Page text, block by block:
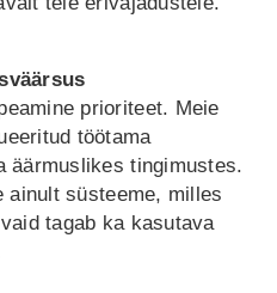
prioriteet. Meie
töötama
äärmuslikes tingimustes.
ainult süsteeme, milles
tagab ka kasutava